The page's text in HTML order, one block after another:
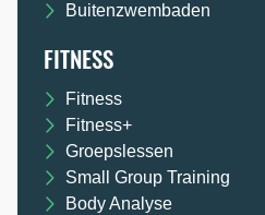
Buitenzwembaden
FITNESS
Fitness
Fitness+
Groepslessen
Small Group Training
Body Analyse